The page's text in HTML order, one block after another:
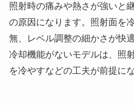
照射時の痛みや熱さが強いと
の原因になります。照射面を
無、レベル調整の細かさが快
冷却機能がないモデルは、照
を冷やすなどの工夫が前提に